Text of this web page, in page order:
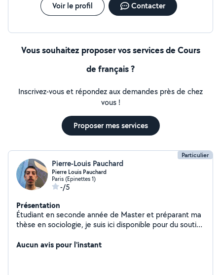
Voir le profil Contacter
Vous souhaitez proposer vos services de Cours
de français ?
Inscrivez-vous et répondez aux demandes près de chez
vous !
Proposer mes services
Particulier
Pierre-Louis Pauchard
Pierre Louis Pauchard
Paris (Epinettes 1)
-/5
Présentation
Étudiant en seconde année de Master et préparant ma
thèse en sociologie, je suis ici disponible pour du soutien
Aucun avis pour l'instant